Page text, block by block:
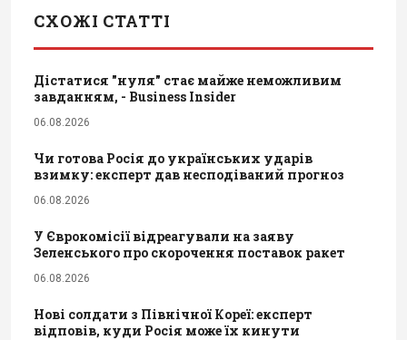
СХОЖІ СТАТТІ
Дістатися "нуля" стає майже неможливим
завданням, - Business Insider
06.08.2026
Чи готова Росія до українських ударів
взимку: експерт дав несподіваний прогноз
06.08.2026
У Єврокомісії відреагували на заяву
Зеленського про скорочення поставок ракет
06.08.2026
Нові солдати з Північної Кореї: експерт
відповів, куди Росія може їх кинути